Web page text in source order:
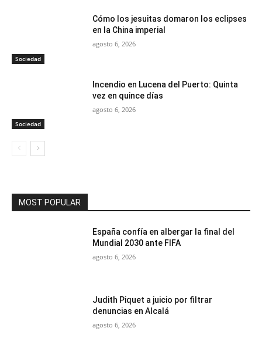
Sociedad
Cómo los jesuitas domaron los eclipses
en la China imperial
agosto 6, 2026
Sociedad
Incendio en Lucena del Puerto: Quinta
vez en quince días
agosto 6, 2026
MOST POPULAR
España confía en albergar la final del
Mundial 2030 ante FIFA
agosto 6, 2026
Judith Piquet a juicio por filtrar
denuncias en Alcalá
agosto 6, 2026